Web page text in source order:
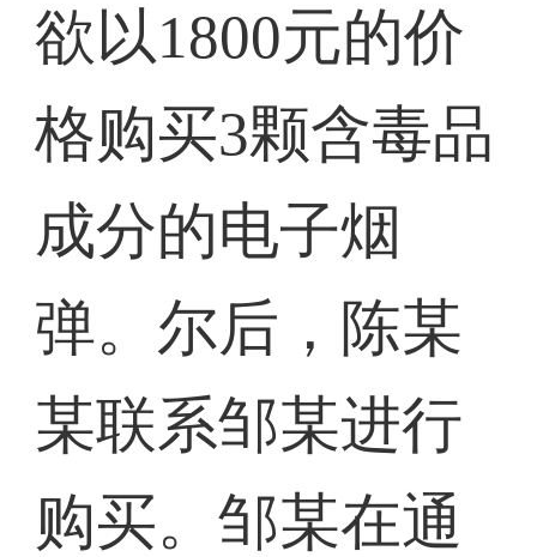
欲以1800元的价
格购买3颗含毒品
成分的电子烟
弹。尔后，陈某
某联系邹某进行
购买。邹某在通